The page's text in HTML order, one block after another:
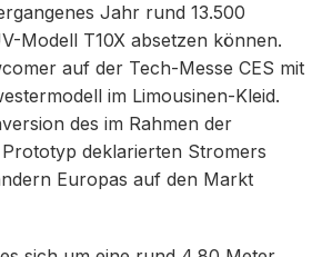
Jahr rund 13.500
Modell T10X absetzen können.
auf der Tech-Messe CES mit
im Limousinen-Kleid.
des im Rahmen der
deklarierten Stromers
Europas auf den Markt